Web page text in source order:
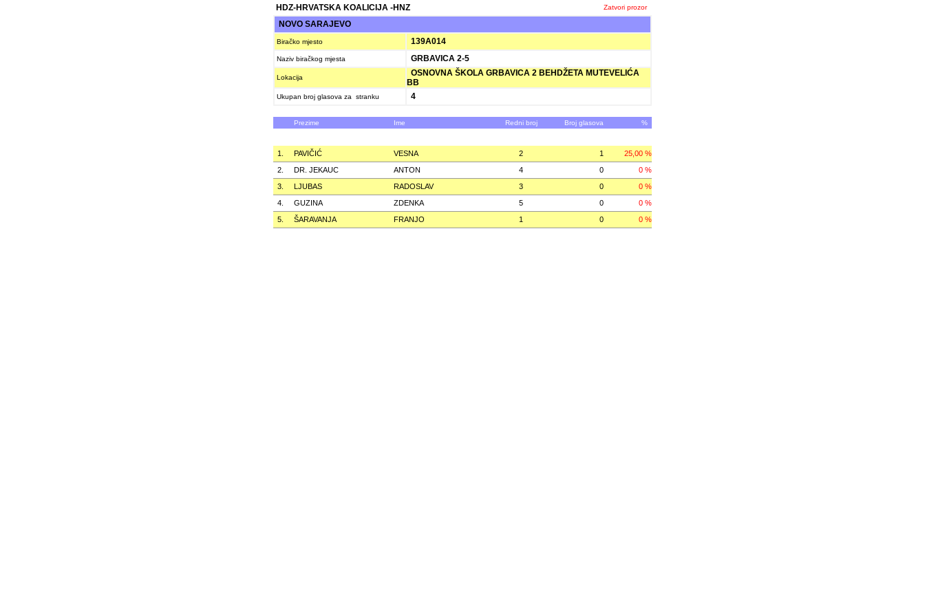
HDZ-HRVATSKA KOALICIJA -HNZ Zatvori prozor
NOVO SARAJEVO
Biračko mjesto 139A014
Naziv biračkog mjesta GRBAVICA 2-5
Lokacija
OSNOVNA ŠKOLA GRBAVICA 2 BEHDŽETA MUTEVELIĆA
BB
Ukupan broj glasova za stranku 4
Prezime Ime Redni broj Broj glasova %
1. PAVIČIĆ VESNA 2 1
25,00 %
2.
DR. JEKAUC ANTON 4 0
0 %
3.
LJUBAS RADOSLAV 3 0
0 %
4.
GUZINA ZDENKA 5 0
0 %
5.
ŠARAVANJA FRANJO 1 0 0 %